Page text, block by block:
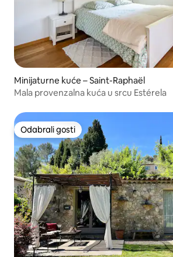
Minijaturne kuće – Saint-Raphaël
Mala provenzalna kuća u srcu Estérela
Odabrali gosti
Odabrali gosti